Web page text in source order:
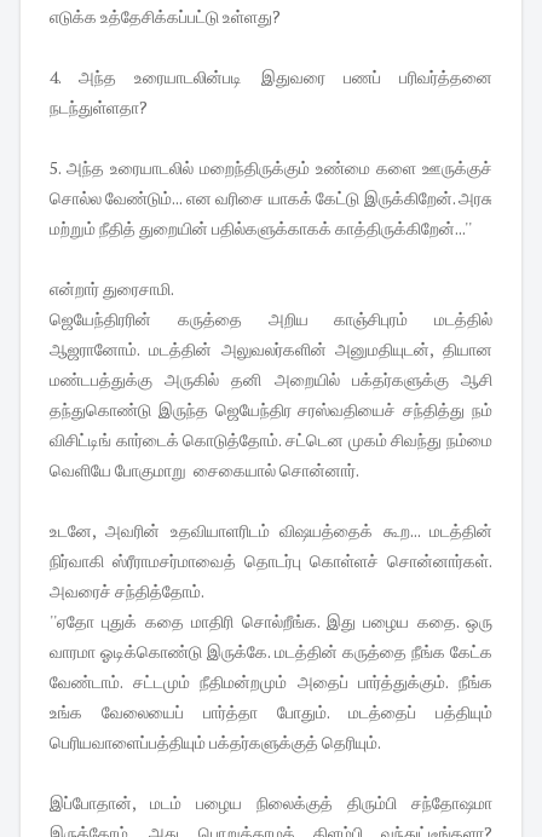
எடுக்க உத்தேசிக்கப்பட்டு உள்ளது?
4. அந்த உரையாடலின்படி இதுவரை பணப் பரிவர்த்தனை
நடந்துள்ளதா?
5. அந்த உரையாடலில் மறைந்திருக்கும் உண்மை களை ஊருக்குச்
சொல்ல வேண்டும்... என வரிசை யாகக் கேட்டு இருக்கிறேன். அரசு
மற்றும் நீதித் துறையின் பதில்களுக்காகக் காத்திருக்கிறேன்...''
என்றார் துரைசாமி.
ஜெயேந்திரரின் கருத்தை அறிய காஞ்சிபுரம் மடத்தில்
ஆஜரானோம். மடத்தின் அலுவலர்களின் அனுமதியுடன், தியான
மண்டபத்துக்கு அருகில் தனி அறையில் பக்தர்களுக்கு ஆசி
தந்துகொண்டு இருந்த ஜெயேந்திர சரஸ்வதியைச் சந்தித்து நம்
விசிட்டிங் கார்டைக் கொடுத்தோம். சட்டென முகம் சிவந்து நம்மை
வெளியே போகுமாறு சைகையால் சொன்னார்.
உடனே, அவரின் உதவியாளரிடம் விஷயத்தைக் கூற... மடத்தின்
நிர்வாகி ஸ்ரீராமசர்மாவைத் தொடர்பு கொள்ளச் சொன்னார்கள்.
அவரைச் சந்தித்தோம்.
''ஏதோ புதுக் கதை மாதிரி சொல்றீங்க. இது பழைய கதை. ஒரு
வாரமா ஓடிக்கொண்டு இருக்கே. மடத்தின் கருத்தை நீங்க கேட்க
வேண்டாம். சட்டமும் நீதிமன்றமும் அதைப் பார்த்துக்கும். நீங்க
உங்க வேலையைப் பார்த்தா போதும். மடத்தைப் பத்தியும்
பெரியவாளைப்பத்தியும் பக்தர்களுக்குத் தெரியும்.
இப்போதான், மடம் பழைய நிலைக்குத் திரும்பி சந்தோஷமா